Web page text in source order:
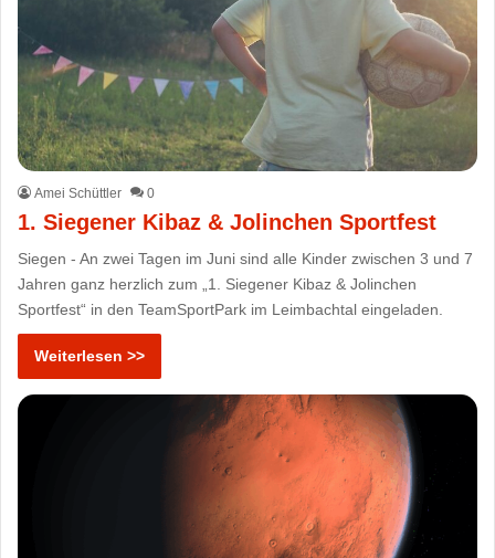
Amei Schüttler 0
1. Siegener Kibaz & Jolinchen Sportfest
Siegen - An zwei Tagen im Juni sind alle Kinder zwischen 3 und 7
Jahren ganz herzlich zum „1. Siegener Kibaz & Jolinchen
Sportfest“ in den TeamSportPark im Leimbachtal eingeladen.
Weiterlesen >>